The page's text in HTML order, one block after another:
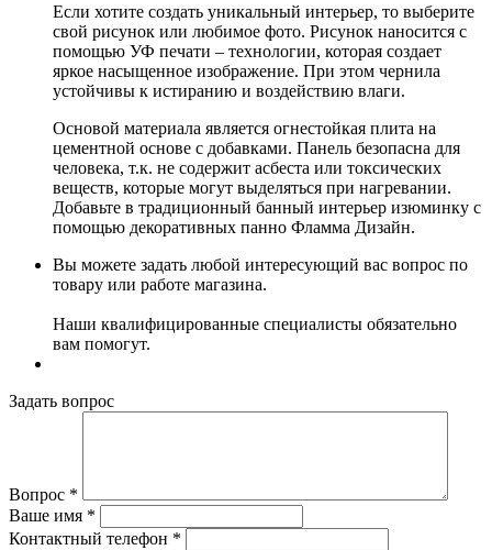
Если хотите создать уникальный интерьер, то выберите
свой рисунок или любимое фото. Рисунок наносится с
помощью УФ печати – технологии, которая создает
яркое насыщенное изображение. При этом чернила
устойчивы к истиранию и воздействию влаги.
Основой материала является огнестойкая плита на
цементной основе с добавками. Панель безопасна для
человека, т.к. не содержит асбеста или токсических
веществ, которые могут выделяться при нагревании.
Добавьте в традиционный банный интерьер изюминку с
помощью декоративных панно Фламма Дизайн.
Вы можете задать любой интересующий вас вопрос по
товару или работе магазина.
Наши квалифицированные специалисты обязательно
вам помогут.
Задать вопрос
Вопрос *
Ваше имя *
Контактный телефон *